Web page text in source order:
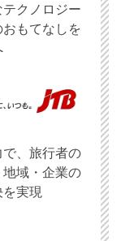
クノロジー
おもてなしを
で、旅行者の
地域・企業の
実現